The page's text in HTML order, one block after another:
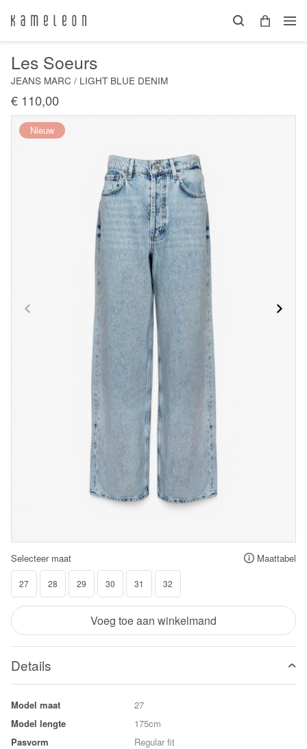
Les Soeurs
JEANS MARC / LIGHT BLUE DENIM
€ 110,00
Nieuw
Selecteer maat Maattabel
27 28 29 30 31 32
Voeg toe aan winkelmand
Details
Model maat
27
Model lengte
175cm
Pasvorm
Regular fit